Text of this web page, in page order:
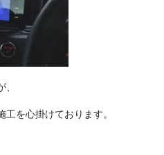
を心掛けております。